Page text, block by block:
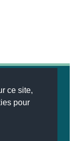
ce site,
pour